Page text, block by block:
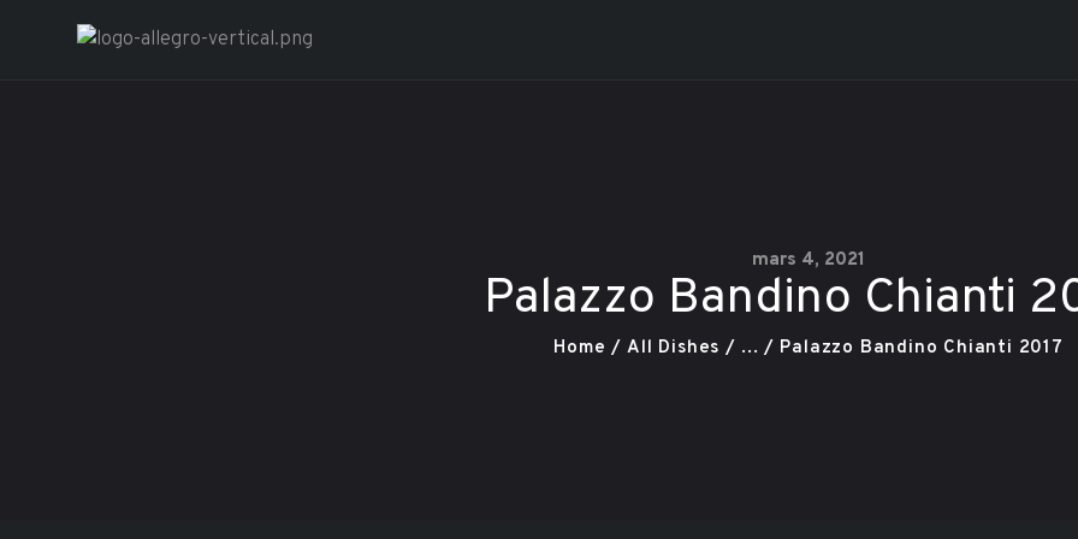
mars 4, 2021
Palazzo Bandino Chianti
Home All Dishes ... Palazzo Bandino Chianti 2017
Réservation
Carte Cadeau